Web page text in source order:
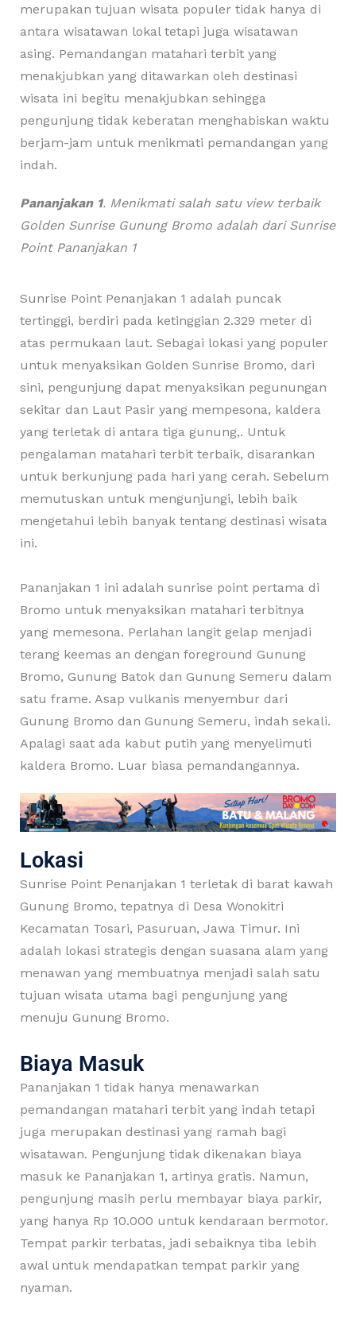
merupakan tujuan wisata populer tidak hanya di
antara wisatawan lokal tetapi juga wisatawan
asing. Pemandangan matahari terbit yang
menakjubkan yang ditawarkan oleh destinasi
wisata ini begitu menakjubkan sehingga
pengunjung tidak keberatan menghabiskan waktu
berjam-jam untuk menikmati pemandangan yang
indah.
Pananjakan 1. Menikmati salah satu view terbaik
Golden Sunrise Gunung Bromo adalah dari Sunrise
Point Pananjakan 1
Sunrise Point Penanjakan 1 adalah puncak
tertinggi, berdiri pada ketinggian 2.329 meter di
atas permukaan laut. Sebagai lokasi yang populer
untuk menyaksikan Golden Sunrise Bromo, dari
sini, pengunjung dapat menyaksikan pegunungan
sekitar dan Laut Pasir yang mempesona, kaldera
yang terletak di antara tiga gunung,. Untuk
pengalaman matahari terbit terbaik, disarankan
untuk berkunjung pada hari yang cerah. Sebelum
memutuskan untuk mengunjungi, lebih baik
mengetahui lebih banyak tentang destinasi wisata
ini.
Pananjakan 1 ini adalah sunrise point pertama di
Bromo untuk menyaksikan matahari terbitnya
yang memesona. Perlahan langit gelap menjadi
terang keemas an dengan foreground Gunung
Bromo, Gunung Batok dan Gunung Semeru dalam
satu frame. Asap vulkanis menyembur dari
Gunung Bromo dan Gunung Semeru, indah sekali.
Apalagi saat ada kabut putih yang menyelimuti
kaldera Bromo. Luar biasa pemandangannya.
Lokasi
Sunrise Point Penanjakan 1 terletak di barat kawah
Gunung Bromo, tepatnya di Desa Wonokitri
Kecamatan Tosari, Pasuruan, Jawa Timur. Ini
adalah lokasi strategis dengan suasana alam yang
menawan yang membuatnya menjadi salah satu
tujuan wisata utama bagi pengunjung yang
menuju Gunung Bromo.
Biaya Masuk
Pananjakan 1 tidak hanya menawarkan
pemandangan matahari terbit yang indah tetapi
juga merupakan destinasi yang ramah bagi
wisatawan. Pengunjung tidak dikenakan biaya
masuk ke Pananjakan 1, artinya gratis. Namun,
pengunjung masih perlu membayar biaya parkir,
yang hanya Rp 10.000 untuk kendaraan bermotor.
Tempat parkir terbatas, jadi sebaiknya tiba lebih
awal untuk mendapatkan tempat parkir yang
nyaman.